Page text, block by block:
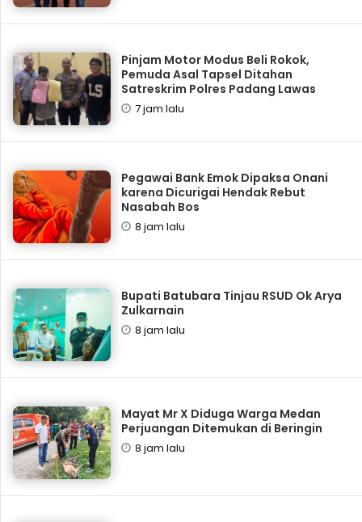
Pinjam Motor Modus Beli Rokok,
Pemuda Asal Tapsel Ditahan
Satreskrim Polres Padang Lawas
7 jam lalu
Pegawai Bank Emok Dipaksa Onani
karena Dicurigai Hendak Rebut
Nasabah Bos
8 jam lalu
Bupati Batubara Tinjau RSUD Ok Arya
Zulkarnain
8 jam lalu
Mayat Mr X Diduga Warga Medan
Perjuangan Ditemukan di Beringin
8 jam lalu